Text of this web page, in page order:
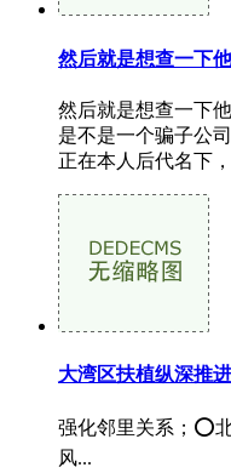
然后就是想查一下
然后就是想查一下
是不是一个骗子公
正在本人后代名下
大湾区扶植纵深推进
强化邻里关系；⭕
风...